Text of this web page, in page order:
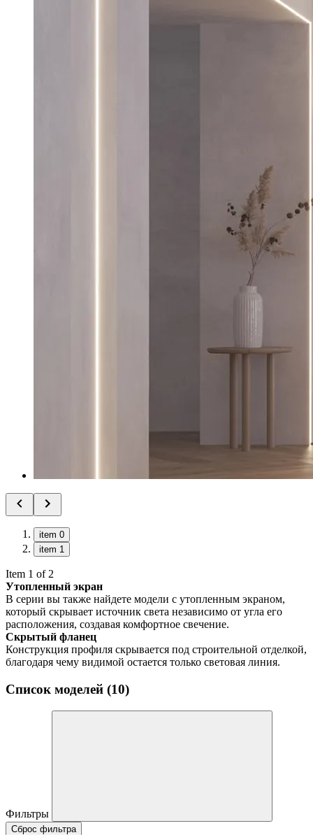
item 0
item 1
Item 1 of 2
Утопленный экран
В серии вы также найдете модели с утопленным экраном,
который скрывает источник света независимо от угла его
расположения, создавая комфортное свечение.
Скрытый фланец
Конструкция профиля скрывается под строительной отделкой,
благодаря чему видимой остается только световая линия.
Список моделей (10)
Фильтры
Сброс фильтра